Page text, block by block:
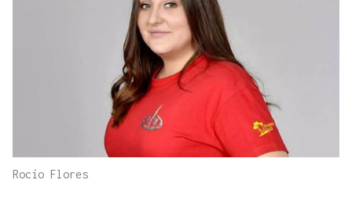
Rocío Flores